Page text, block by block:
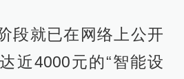
段就已在网络上公开
近4000元的“智能设